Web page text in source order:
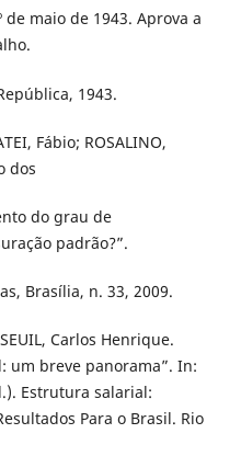
de maio de 1943. Aprova a
1943.
Fábio; ROSALINO,
dos
do grau de
padrão?”.
Brasília, n. 33, 2009.
Carlos Henrique.
um breve panorama”. In:
Estrutura salarial:
Para o Brasil. Rio